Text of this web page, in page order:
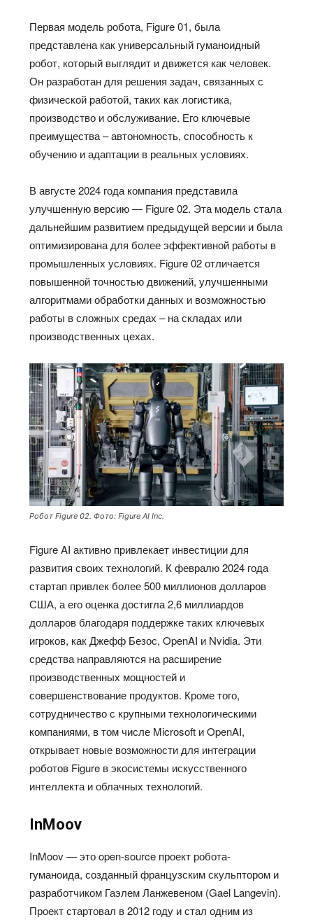
Первая модель робота, Figure 01, была
представлена как универсальный гуманоидный
робот, который выглядит и движется как человек.
Он разработан для решения задач, связанных с
физической работой, таких как логистика,
производство и обслуживание. Его ключевые
преимущества – автономность, способность к
обучению и адаптации в реальных условиях.
В августе 2024 года компания представила
улучшенную версию — Figure 02. Эта модель стала
дальнейшим развитием предыдущей версии и была
оптимизирована для более эффективной работы в
промышленных условиях. Figure 02 отличается
повышенной точностью движений, улучшенными
алгоритмами обработки данных и возможностью
работы в сложных средах – на складах или
производственных цехах.
Робот Figure 02. Фото: Figure AI Inc.
Figure AI активно привлекает инвестиции для
развития своих технологий. К февралю 2024 года
стартап привлек более 500 миллионов долларов
США, а его оценка достигла 2,6 миллиардов
долларов благодаря поддержке таких ключевых
игроков, как Джефф Безос, OpenAI и Nvidia. Эти
средства направляются на расширение
производственных мощностей и
совершенствование продуктов. Кроме того,
сотрудничество с крупными технологическими
компаниями, в том числе Microsoft и OpenAI,
открывает новые возможности для интеграции
роботов Figure в экосистемы искусственного
интеллекта и облачных технологий.
InMoov
InMoov — это open-source проект робота-
гуманоида, созданный французским скульптором и
разработчиком Гаэлем Ланжевеном (Gael Langevin).
Проект стартовал в 2012 году и стал одним из